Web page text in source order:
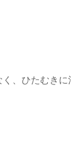
、ひたむきに